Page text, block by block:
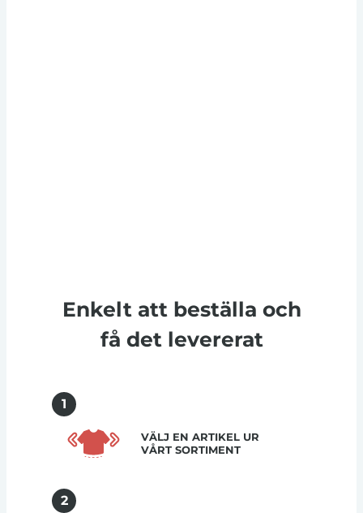
Enkelt att beställa och
få det levererat
1
VÄLJ EN ARTIKEL UR
VÅRT SORTIMENT
2